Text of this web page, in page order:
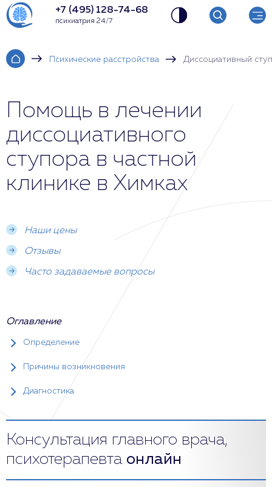
+7 (495) 128-74-68
психиатрия 24/7
Психические расстройства Диссоциативный
Помощь в лечении
диссоциативного
ступора в частной
клинике в Химках
Наши цены
Отзывы
Часто задаваемые вопросы
Оглавление
Определение
Причины возникновения
Диагностика
Консультация главного врача,
психотерапевта онлайн